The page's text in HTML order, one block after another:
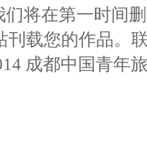
将在第一时间
刊载您的作品。
成都中国青年